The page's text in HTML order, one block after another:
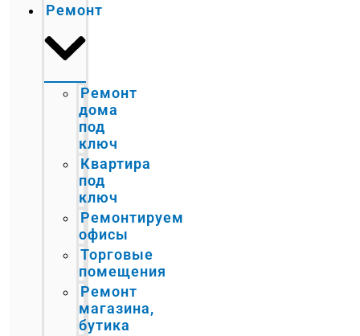
Ремонт
Ремонт
дома
под
ключ
Квартира
под
ключ
Ремонтируем
офисы
Торговые
помещения
Ремонт
магазина,
бутика